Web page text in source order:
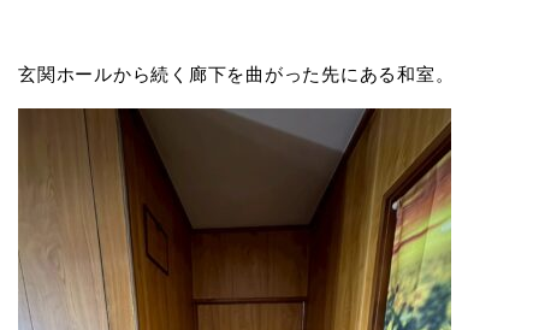
玄関ホールから続く廊下を曲がった先にある和室。